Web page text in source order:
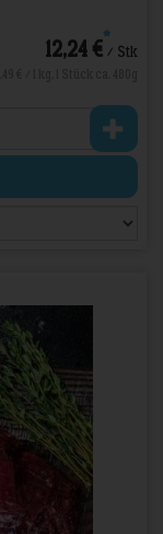
12,24 €*/ Stk